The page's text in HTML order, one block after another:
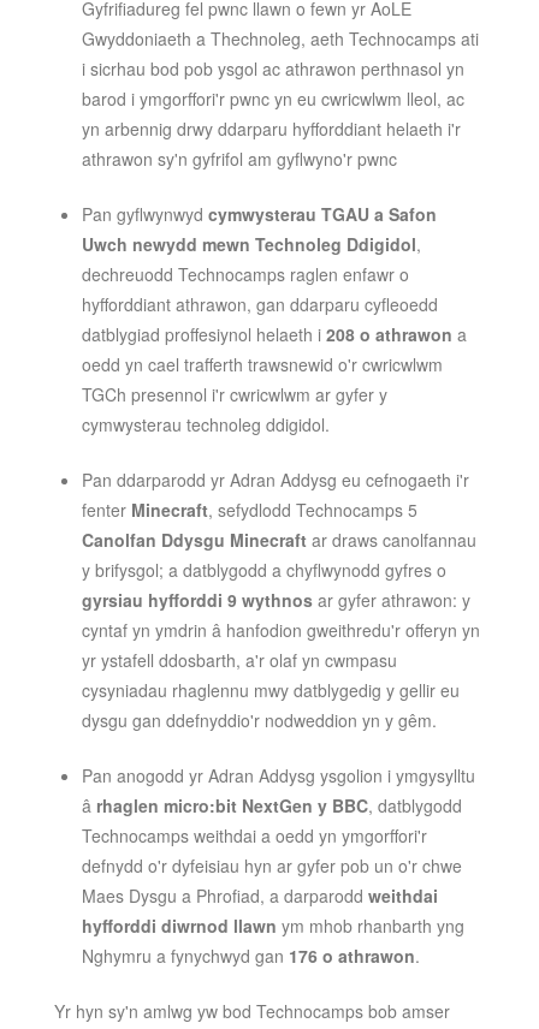
Gyfrifiadureg fel pwnc llawn o fewn yr AoLE
Gwyddoniaeth a Thechnoleg, aeth Technocamps ati
i sicrhau bod pob ysgol ac athrawon perthnasol yn
barod i ymgorffori'r pwnc yn eu cwricwlwm lleol, ac
yn arbennig drwy ddarparu hyfforddiant helaeth i'r
athrawon sy'n gyfrifol am gyflwyno'r pwnc
Pan gyflwynwyd cymwysterau TGAU a Safon
Uwch newydd mewn Technoleg Ddigidol,
dechreuodd Technocamps raglen enfawr o
hyfforddiant athrawon, gan ddarparu cyfleoedd
datblygiad proffesiynol helaeth i 208 o athrawon a
oedd yn cael trafferth trawsnewid o'r cwricwlwm
TGCh presennol i'r cwricwlwm ar gyfer y
cymwysterau technoleg ddigidol.
Pan ddarparodd yr Adran Addysg eu cefnogaeth i'r
fenter Minecraft, sefydlodd Technocamps 5
Canolfan Ddysgu Minecraftar draws canolfannau
y brifysgol; a datblygodd a chyflwynodd gyfres o
gyrsiau hyfforddi 9 wythnosar gyfer athrawon: y
cyntaf yn ymdrin â hanfodion gweithredu'r offeryn yn
yr ystafell ddosbarth, a'r olaf yn cwmpasu
cysyniadau rhaglennu mwy datblygedig y gellir eu
dysgu gan ddefnyddio'r nodweddion yn y gêm.
Pan anogodd yr Adran Addysg ysgolion i ymgysylltu
â rhaglen micro:bit NextGen y BBC, datblygodd
Technocamps weithdai a oedd yn ymgorffori'r
defnydd o'r dyfeisiau hyn ar gyfer pob un o'r chwe
Maes Dysgu a Phrofiad, a darparodd weithdai
hyfforddi diwrnod llawn ym mhob rhanbarth yng
Nghymru a fynychwyd gan 176 o athrawon.
Yr hyn sy'n amlwg yw bod Technocamps bob amser